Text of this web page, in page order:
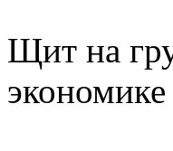
Щит на